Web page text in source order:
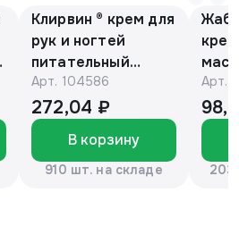
Клирвин ® крем для
рук и ногтей
питательный
против
гиперпигментации
для осветления
кожи 75 г
Арт. 104586
272,04 ₽
В корзину
910 шт. на складе
Арт.